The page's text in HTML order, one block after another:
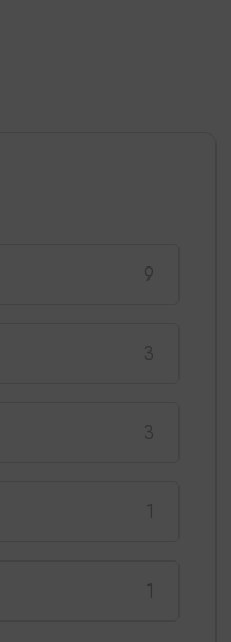
9
3
3
1
1